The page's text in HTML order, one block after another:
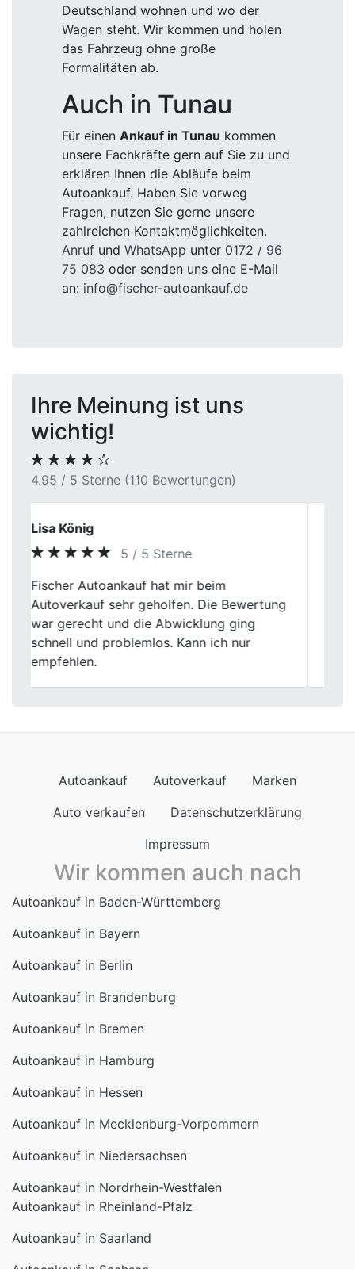
Deutschland wohnen und wo der
Wagen steht. Wir kommen und holen
das Fahrzeug ohne große
Formalitäten ab.
Auch in Tunau
Für einen Ankauf in Tunau kommen
unsere Fachkräfte gern auf Sie zu und
erklären Ihnen die Abläufe beim
Autoankauf. Haben Sie vorweg
Fragen, nutzen Sie gerne unsere
zahlreichen Kontaktmöglichkeiten.
Anruf und WhatsApp unter 0172 / 96
75 083 oder senden uns eine E-Mail
an: info@fischer-autoankauf.de
Ihre Meinung ist uns
wichtig!
4.95 / 5 Sterne (110 Bewertungen)
Peter K.
4 / 5 Sterne
Mein Autoverkauf bei Fischer Autoankauf
war größtenteils positiv. Die Bewertung
meines Gebrauchtwagens war fair, aber es
gab einige kleinere Unklarheiten in der
Abwicklung.
Previous
Autoankauf Autoverkauf
Marken
Auto verkaufen
Datenschutzerklärung
Impressum
Wir kommen auch nach
Autoankauf in Baden-Württemberg
Autoankauf in Bayern
Autoankauf in Berlin
Autoankauf in Brandenburg
Autoankauf in Bremen
Autoankauf in Hamburg
Autoankauf in Hessen
Autoankauf in Mecklenburg-Vorpommern
Autoankauf in Niedersachsen
Autoankauf in Nordrhein-Westfalen
Autoankauf in Rheinland-Pfalz
Autoankauf in Saarland